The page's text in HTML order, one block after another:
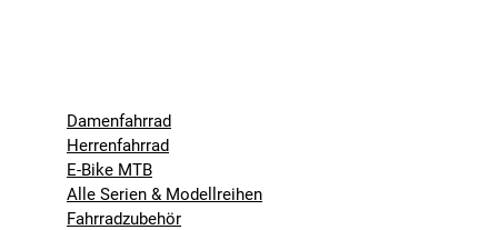
Damenfahrrad
Herrenfahrrad
E-Bike MTB
Alle Serien & Modellreihen
Fahrradzubehör